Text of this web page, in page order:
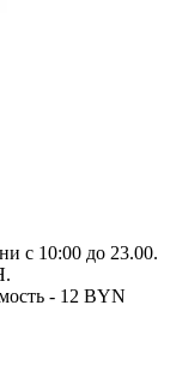
с 10:00 до 23.00.
- 12 BYN